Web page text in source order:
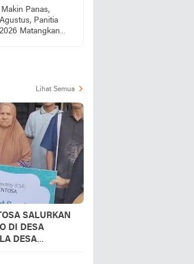
KASIH
Panas,
Panitia
Matangkan
Lihat Semua
SALURKAN
DI DESA
DESA